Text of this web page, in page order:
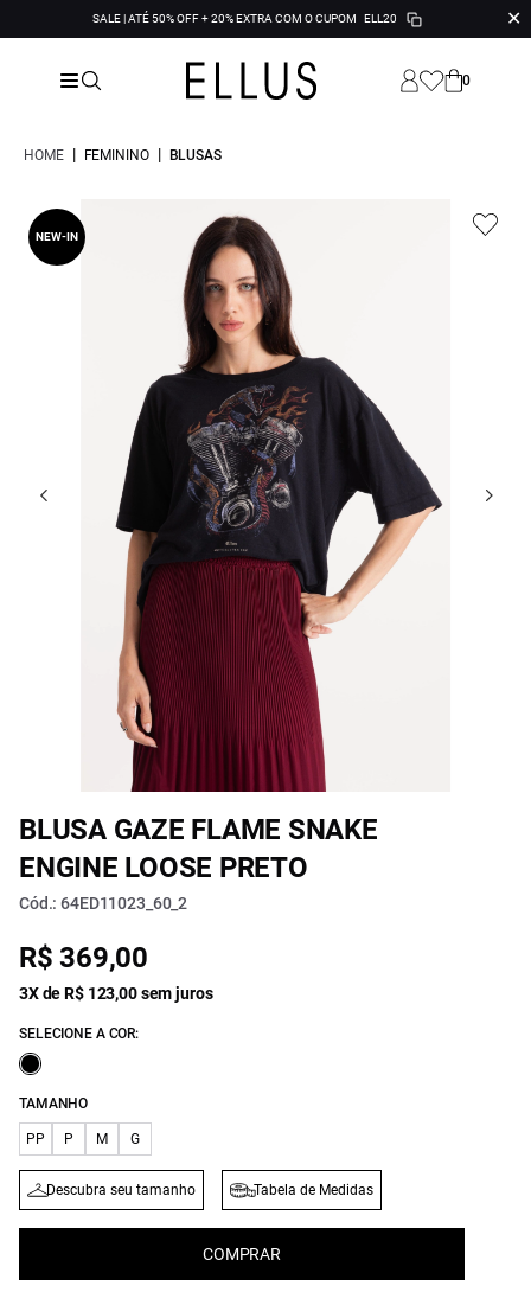
SALE | ATÉ 50% OFF + 20% EXTRA COM O CUPOM ELL20 ✕
0
HOME | FEMININO | BLUSAS
NEW-IN
BLUSA GAZE FLAME SNAKE
ENGINE LOOSE PRETO
Cód.: 64ED11023_60_2
R$ 369,00
3X de R$ 123,00 sem juros
SELECIONE A COR:
TAMANHO
PP P M G
Descubra seu tamanho Tabela de Medidas
COMPRAR